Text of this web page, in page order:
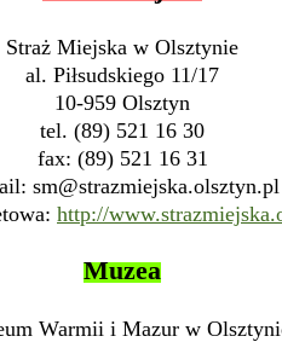
Straż Miejska w Olsztynie
al. Piłsudskiego 11/17
10-959 Olsztyn
tel. (89) 521 16 30
fax: (89) 521 16 31
sm@strazmiejska.olsztyn.pl
http://
Muzea
Warmii i Mazur w